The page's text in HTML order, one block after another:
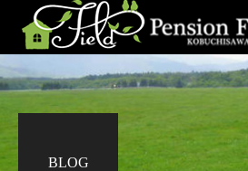
BLOG